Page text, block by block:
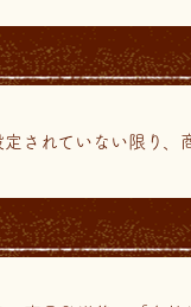
されていない限り、